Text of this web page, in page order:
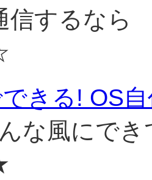
信するなら
きる! OS
な風にで